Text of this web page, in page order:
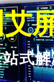
站式